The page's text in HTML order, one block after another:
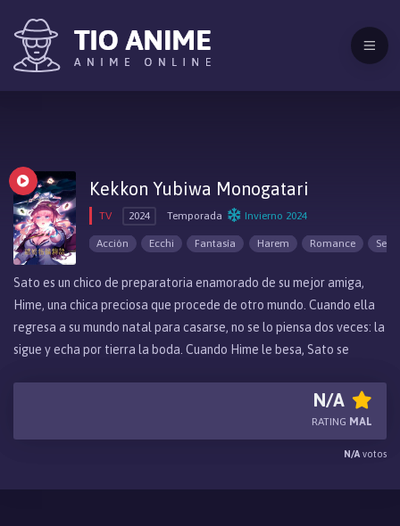
Kekkon Yubiwa Monogatari
TV 2024 Temporada Invierno 2024
Acción Ecchi Fantasía Harem Romance
Sato es un chico de preparatoria enamorado de su mejor amiga,
Hime, una chica preciosa que procede de otro mundo. Cuando ella
regresa a su mundo natal para casarse, no se lo piensa dos veces: la
sigue y echa por tierra la boda. Cuando Hime le besa, Sato se
una de las Princesas de los Anillos y su esposo está destinado a ser
N/A
RATING MAL
N/A votos